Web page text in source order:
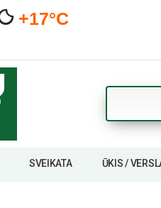
+17°C
SVEIKATA ŪKIS /